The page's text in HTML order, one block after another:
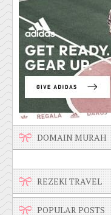
DOMAIN MURAH
REZEKI TRAVEL
POPULAR POSTS